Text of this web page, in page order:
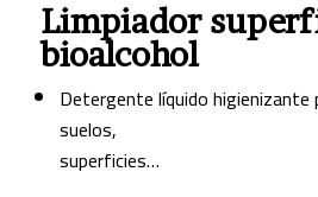
Limpiador
bioalcohol
Detergente líquido higienizante
suelos,
superficies…